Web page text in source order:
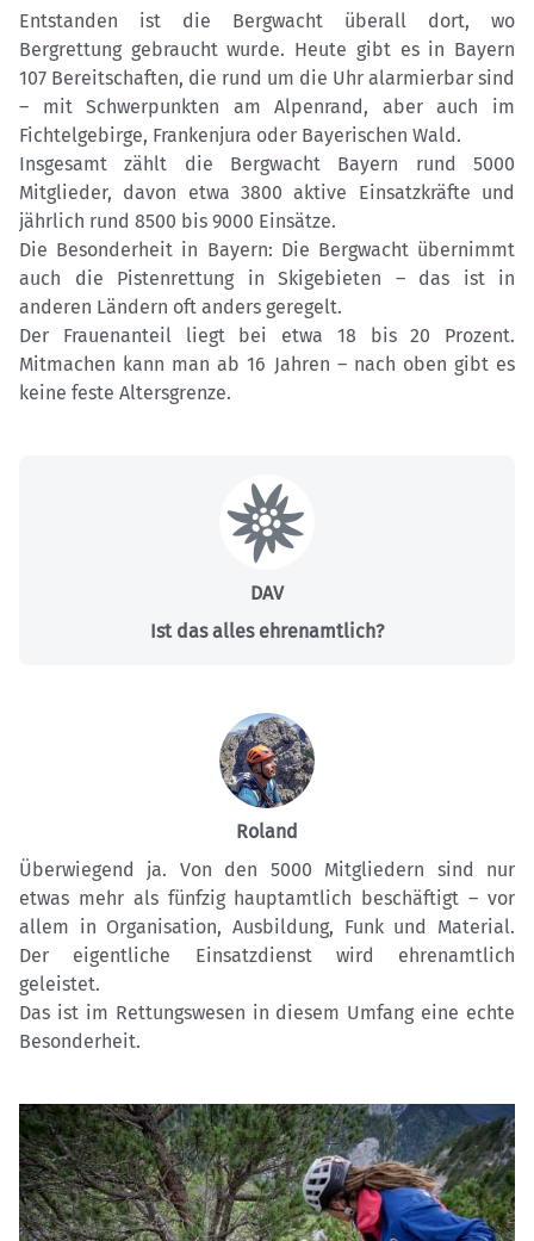
Entstanden ist die Bergwacht überall dort, wo
Bergrettung gebraucht wurde. Heute gibt es in Bayern
107 Bereitschaften, die rund um die Uhr alarmierbar sind
– mit Schwerpunkten am Alpenrand, aber auch im
Fichtelgebirge, Frankenjura oder Bayerischen Wald.
Insgesamt zählt die Bergwacht Bayern rund 5000
Mitglieder, davon etwa 3800 aktive Einsatzkräfte und
jährlich rund 8500 bis 9000 Einsätze.
Die Besonderheit in Bayern: Die Bergwacht übernimmt
auch die Pistenrettung in Skigebieten – das ist in
anderen Ländern oft anders geregelt.
Der Frauenanteil liegt bei etwa 18 bis 20 Prozent.
Mitmachen kann man ab 16 Jahren – nach oben gibt es
keine feste Altersgrenze.
DAV
Ist das alles ehrenamtlich?
Roland
Überwiegend ja. Von den 5000 Mitgliedern sind nur
etwas mehr als fünfzig hauptamtlich beschäftigt – vor
allem in Organisation, Ausbildung, Funk und Material.
Der eigentliche Einsatzdienst wird ehrenamtlich
geleistet.
Das ist im Rettungswesen in diesem Umfang eine echte
Besonderheit.